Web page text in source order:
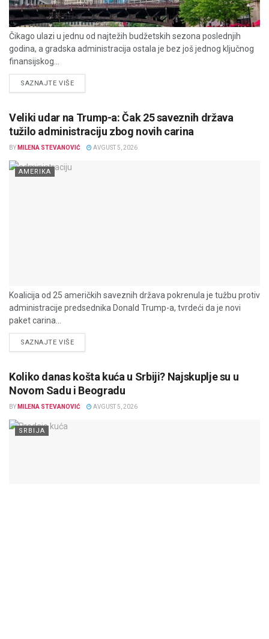
Čikago ulazi u jednu od najtežih budžetskih sezona poslednjih
godina, a gradska administracija ostala je bez još jednog ključnog
finansijskog...
SAZNAJTE VIŠEDETAILS
Veliki udar na Trump-a: Čak 25 saveznih država
tužilo administraciju zbog novih carina
BY MILENA STEVANOVIĆ AVGUST 5, 2026
AMERIKA
Koalicija od 25 američkih saveznih država pokrenula je tužbu protiv
administracije predsednika Donald Trump-a, tvrdeći da je novi
paket carina...
SAZNAJTE VIŠEDETAILS
Koliko danas košta kuća u Srbiji? Najskuplje su u
Novom Sadu i Beogradu
BY MILENA STEVANOVIĆ AVGUST 5, 2026
SRBIJA